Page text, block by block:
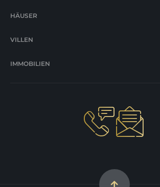
HÄUSER
VILLEN
IMMOBILIEN